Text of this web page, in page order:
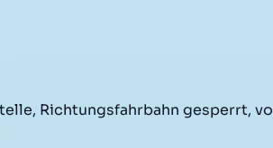
Richtungsfahrbahn gesperrt,